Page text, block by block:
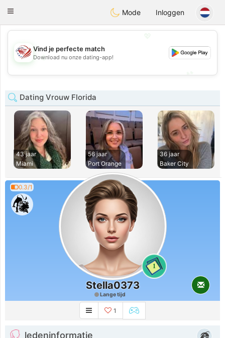
StatesDating
Toggle
Mode Inloggen
💖
💕
Vind je perfecte match
Download nu onze dating-app!
Dating Vrouw Florida
43 jaar
Miami
56 jaar
Port Orange
36 jaar
Baker City
0.3/1
1
Stella0373
Lange tijd
1
ledeninformatie